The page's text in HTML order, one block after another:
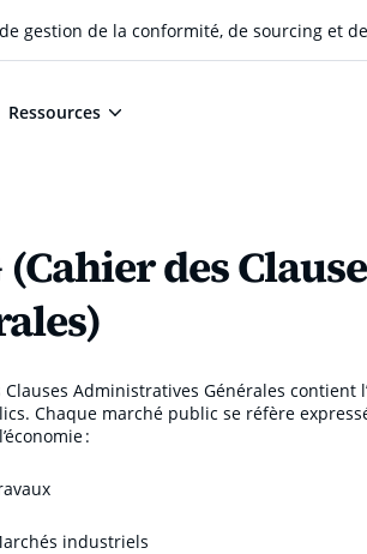
gestion de la conformité, de sourcing et
Ressources
(Cahier des
Clauses Administratives Générales contient
Chaque marché public se réfère
:
industriels